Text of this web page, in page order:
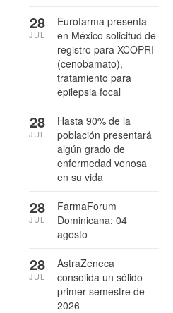
Eurofarma presenta
en México solicitud de
registro para XCOPRI
(cenobamato),
tratamiento para
epilepsia focal
28
JUL
Hasta 90% de la
población presentará
algún grado de
enfermedad venosa
en su vida
28
JUL
FarmaForum
Dominicana: 04
agosto
28
JUL
AstraZeneca
consolida un sólido
primer semestre de
2026
28
JUL